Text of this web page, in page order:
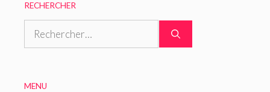
RECHERCHER
Rechercher :
MENU